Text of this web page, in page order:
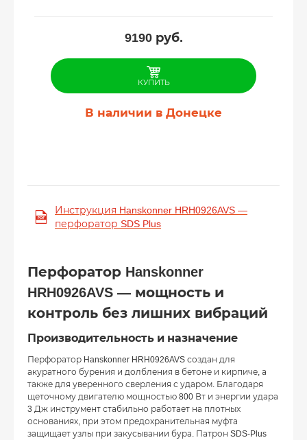
9190руб.
КУПИТЬ
В наличии в Донецке
Инструкция Hanskonner HRH0926AVS —
перфоратор SDS Plus
Перфоратор Hanskonner
HRH0926AVS — мощность и
контроль без лишних вибраций
Производительность и назначение
Перфоратор Hanskonner HRH0926AVS создан для
акуратного бурения и долбления в бетоне и кирпиче, а
также для уверенного сверления с ударом. Благодаря
щеточному двигателю мощностью 800 Вт и энергии удара
3 Дж инструмент стабильно работает на плотных
основаниях, при этом предохранительная муфта
защищает узлы при закусывании бура. Патрон SDS-Plus